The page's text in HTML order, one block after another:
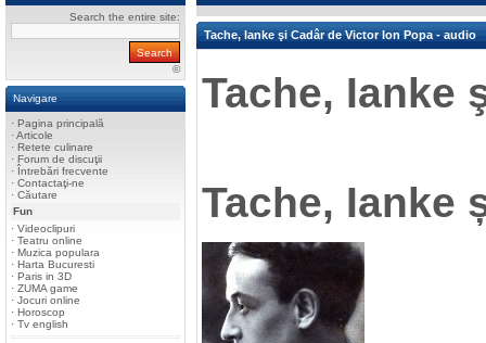
Search the entire site:
©
Navigare
· Pagina principală
· Articole
· Retete culinare
· Forum de discuţii
· Întrebări frecvente
· Contactaţi-ne
· Căutare
Fun
· Videoclipuri
· Teatru online
· Muzica populara
· Harta Bucuresti
· Paris in 3D
· ZUMA game
· Jocuri online
· Horoscop
· Tv english
Tache, Ianke şi Cadâr de Victor Ion Popa - audio
Tache, Ianke
Tache, Ianke